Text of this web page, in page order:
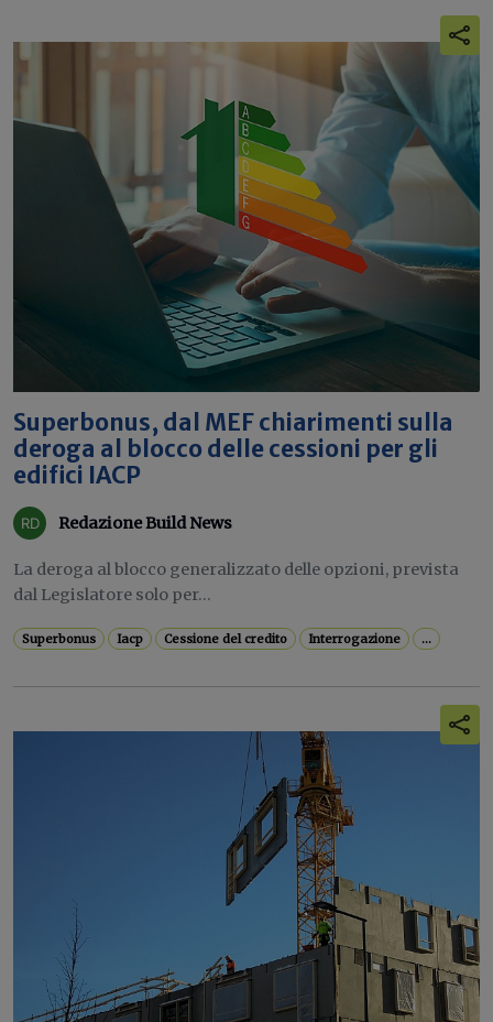
Superbonus, dal MEF chiarimenti sulla
deroga al blocco delle cessioni per gli
edifici IACP
Redazione Build News
La deroga al blocco generalizzato delle opzioni, prevista
dal Legislatore solo per...
Superbonus Iacp Cessione del credito Interrogazione ...